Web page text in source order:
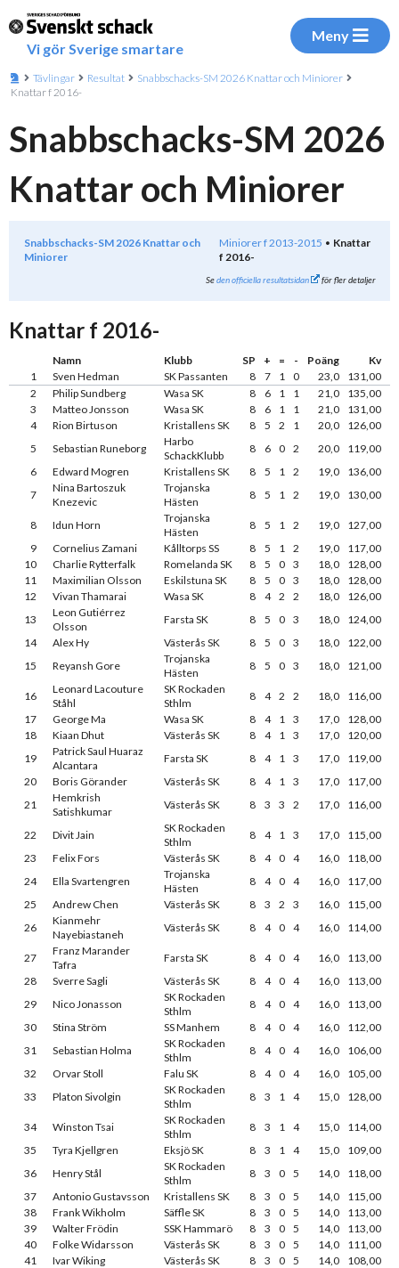
Vi gör Sverige smartare
Meny
Tävlingar Resultat
Snabbschacks-SM 2026 Knattar och Miniorer
Knattar f 2016-
Snabbschacks-SM 2026
Knattar och Miniorer
Snabbschacks-SM 2026 Knattar och
Miniorer
Miniorer f 2013-2015
Knattar
f 2016-
Seden officiella resultatsidan för fler detaljer
Knattar f 2016-
Namn Klubb SP + = - Poäng
Kv
1
Sven Hedman SK Passanten 8 7 1 0 23,0
131,00
2
Philip Sundberg Wasa SK 8 6 1 1 21,0
135,00
3
Matteo Jonsson Wasa SK 8 6 1 1 21,0
131,00
4
Rion Birtuson Kristallens SK 8 5 2 1 20,0
126,00
5
Sebastian Runeborg
Harbo
SchackKlubb
8 6 0 2 20,0
119,00
6
Edward Mogren Kristallens SK 8 5 1 2 19,0
136,00
7
Nina Bartoszuk
Knezevic
Trojanska
Hästen
8 5 1 2 19,0 130,00
8 Idun Horn
Trojanska
Hästen
8 5 1 2 19,0
127,00
9
Cornelius Zamani Kålltorps SS 8 5 1 2 19,0
117,00
10
Charlie Rytterfalk Romelanda SK 8 5 0 3 18,0
128,00
11
Maximilian Olsson Eskilstuna SK 8 5 0 3 18,0
128,00
12
Vivan Thamarai Wasa SK 8 4 2 2 18,0
126,00
13
Leon Gutiérrez
Olsson
Farsta SK 8 5 0 3 18,0
124,00
14
Alex Hy Västerås SK 8 5 0 3 18,0
122,00
15
Reyansh Gore
Trojanska
Hästen
8 5 0 3 18,0 121,00
16
Leonard Lacouture
Ståhl
SK Rockaden
Sthlm
8 4 2 2 18,0
116,00
17
George Ma Wasa SK 8 4 1 3 17,0
128,00
18
Kiaan Dhut Västerås SK 8 4 1 3 17,0
120,00
19
Patrick Saul Huaraz
Alcantara
Farsta SK 8 4 1 3 17,0
119,00
20
Boris Görander Västerås SK 8 4 1 3 17,0
117,00
21
Hemkrish
Satishkumar
Västerås SK 8 3 3 2 17,0 116,00
22 Divit Jain
SK Rockaden
Sthlm
8 4 1 3 17,0
115,00
23
Felix Fors Västerås SK 8 4 0 4 16,0
118,00
24
Ella Svartengren
Trojanska
Hästen
8 4 0 4 16,0
117,00
25
Andrew Chen Västerås SK 8 3 2 3 16,0
115,00
26
Kianmehr
Nayebiastaneh
Västerås SK 8 4 0 4 16,0 114,00
27
Franz Marander
Tafra
Farsta SK 8 4 0 4 16,0
113,00
28
Sverre Sagli Västerås SK 8 4 0 4 16,0
113,00
29
Nico Jonasson
SK Rockaden
Sthlm
8 4 0 4 16,0
113,00
30
Stina Ström SS Manhem 8 4 0 4 16,0
112,00
31
Sebastian Holma
SK Rockaden
Sthlm
8 4 0 4 16,0
106,00
32
Orvar Stoll Falu SK 8 4 0 4 16,0
105,00
33
Platon Sivolgin
SK Rockaden
Sthlm
8 3 1 4 15,0 128,00
34 Winston Tsai
SK Rockaden
Sthlm
8 3 1 4 15,0
114,00
35
Tyra Kjellgren Eksjö SK 8 3 1 4 15,0
109,00
36
Henry Stål
SK Rockaden
Sthlm
8 3 0 5 14,0
118,00
37
Antonio Gustavsson Kristallens SK 8 3 0 5 14,0
115,00
38
Frank Wikholm Säffle SK 8 3 0 5 14,0
113,00
39
Walter Frödin SSK Hammarö 8 3 0 5 14,0
113,00
40
Folke Widarsson Västerås SK 8 3 0 5 14,0
111,00
41
Ivar Wiking Västerås SK 8 3 0 5 14,0
108,00